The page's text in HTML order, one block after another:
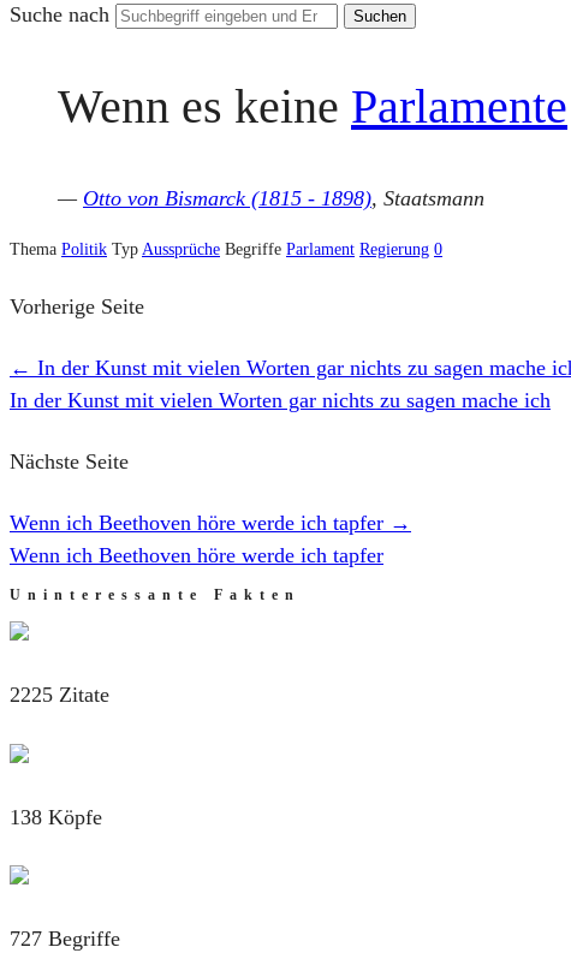
Suche nach
Wenn es keine Parlamente
— Otto von Bismarck (1815 - 1898), Staatsmann
Thema Politik Typ Aussprüche Begriffe Parlament Regierung 0
Vorherige Seite
← In der Kunst mit vielen Worten gar nichts zu sagen mache
In der Kunst mit vielen Worten gar nichts zu sagen mache ich
Nächste Seite
Wenn ich Beethoven höre werde ich tapfer →
Wenn ich Beethoven höre werde ich tapfer
Uninteressante Fakten
2225 Zitate
138 Köpfe
727 Begriffe